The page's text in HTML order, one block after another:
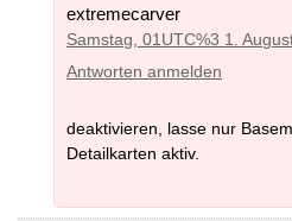
extremecarver
Samstag, 01UTC%3 1.
Antworten anmelden
deaktivieren, lasse nur
Detailkarten aktiv.